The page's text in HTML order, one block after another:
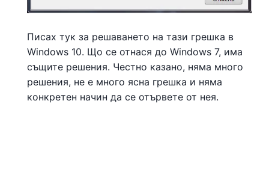
Писах тук за решаването на тази грешка в
Windows 10. Що се отнася до Windows 7, има
същите решения. Честно казано, няма много
решения, не е много ясна грешка и няма
конкретен начин да се отървете от нея.